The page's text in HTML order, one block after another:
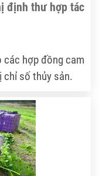
định thư hợp tác
các hợp đồng cam
chỉ số thủy sản.
thực phẩm.